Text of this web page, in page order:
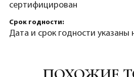
сертифицирован
Срок годности:
Дата и срок годности указаны